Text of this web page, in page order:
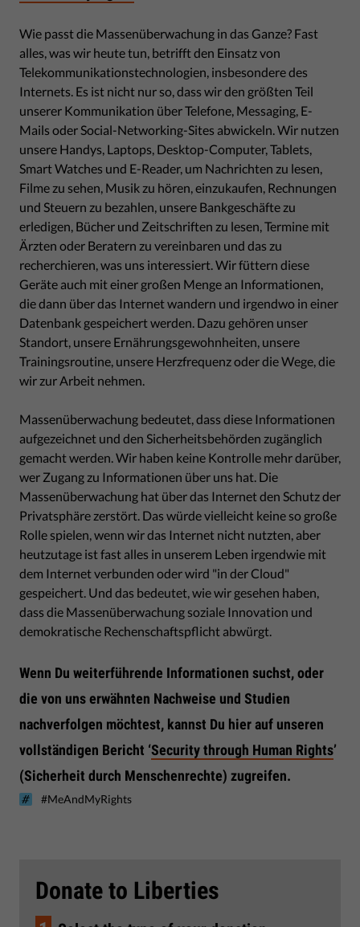
Wie passt die Massenüberwachung in das Ganze? Fast
alles, was wir heute tun, betrifft den Einsatz von
Telekommunikationstechnologien, insbesondere des
Internets. Es ist nicht nur so, dass wir den größten Teil
unserer Kommunikation über Telefone, Messaging, E-
Mails oder Social-Networking-Sites abwickeln. Wir nutzen
unsere Handys, Laptops, Desktop-Computer, Tablets,
Smart Watches und E-Reader, um Nachrichten zu lesen,
Filme zu sehen, Musik zu hören, einzukaufen, Rechnungen
und Steuern zu bezahlen, unsere Bankgeschäfte zu
erledigen, Bücher und Zeitschriften zu lesen, Termine mit
Ärzten oder Beratern zu vereinbaren und das zu
recherchieren, was uns interessiert. Wir füttern diese
Geräte auch mit einer großen Menge an Informationen,
die dann über das Internet wandern und irgendwo in einer
Datenbank gespeichert werden. Dazu gehören unser
Standort, unsere Ernährungsgewohnheiten, unsere
Trainingsroutine, unsere Herzfrequenz oder die Wege, die
wir zur Arbeit nehmen.
Massenüberwachung bedeutet, dass diese Informationen
aufgezeichnet und den Sicherheitsbehörden zugänglich
gemacht werden. Wir haben keine Kontrolle mehr darüber,
wer Zugang zu Informationen über uns hat. Die
Massenüberwachung hat über das Internet den Schutz der
Privatsphäre zerstört. Das würde vielleicht keine so große
Rolle spielen, wenn wir das Internet nicht nutzten, aber
heutzutage ist fast alles in unserem Leben irgendwie mit
dem Internet verbunden oder wird "in der Cloud"
gespeichert. Und das bedeutet, wie wir gesehen haben,
dass die Massenüberwachung soziale Innovation und
demokratische Rechenschaftspflicht abwürgt.
Wenn Du weiterführende Informationen suchst, oder
die von uns erwähnten Nachweise und Studien
nachverfolgen möchtest, kannst Du hier auf unseren
vollständigen Bericht ‘Security through Human Rights’
(Sicherheit durch Menschenrechte) zugreifen.
#MeAndMyRights
Donate to Liberties